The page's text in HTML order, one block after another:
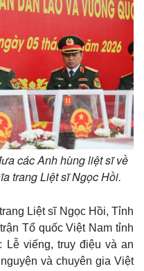
các Anh hùng liệt sĩ về
trang Liệt sĩ Ngọc Hồi.
Liệt sĩ Ngọc Hồi, Tỉnh
Tổ quốc Việt Nam tỉnh
Lễ viếng, truy điệu và an
và chuyên gia Việt